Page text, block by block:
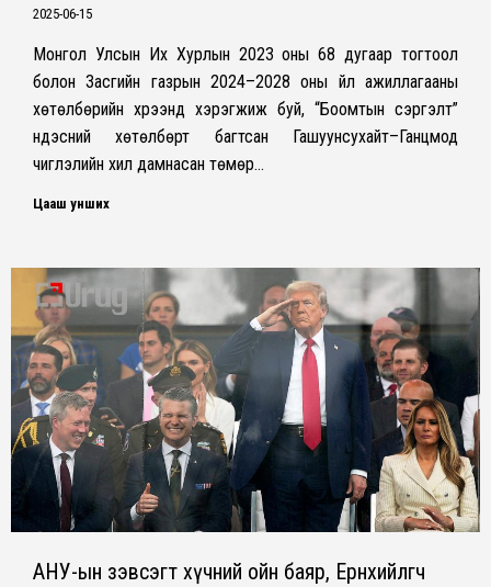
2025-06-15
Монгол Улсын Их Хурлын 2023 оны 68 дугаар тогтоол
болон Засгийн газрын 2024–2028 оны үйл ажиллагааны
хөтөлбөрийн хүрээнд хэрэгжиж буй, “Боомтын сэргэлт”
үндэсний хөтөлбөрт багтсан Гашуунсухайт–Ганцмод
чиглэлийн хил дамнасан төмөр…
Цааш унших
АНУ-ын зэвсэгт хүчний ойн баяр, Ерөнхийлөгч